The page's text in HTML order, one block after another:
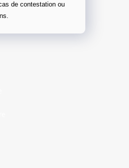
de contestation ou